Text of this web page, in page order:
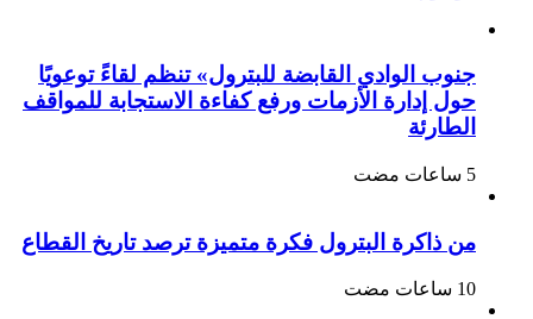
جنوب الوادي القابضة للبترول» تنظم لقاءً توعويًا
حول إدارة الأزمات ورفع كفاءة الاستجابة للمواقف
الطارئة
من ذاكرة البترول فكرة متميزة ترصد تاريخ القطاع